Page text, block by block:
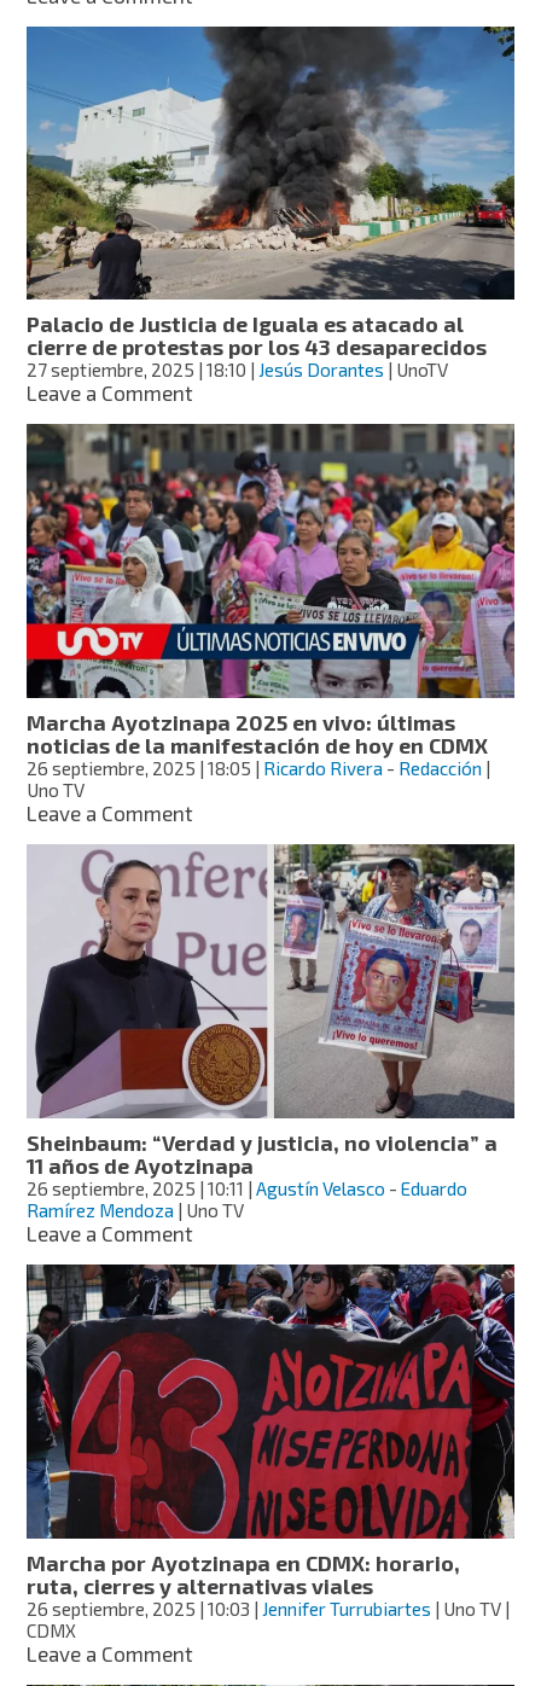
de
Ayotzinapa
toman
caseta
de
Palo
Blanco
rumbo
a
la
jornada
del
12
de
Palacio de Justicia de Iguala es atacado al
cierre de protestas por los 43 desaparecidos
27 septiembre, 2025 | 18:10 Jesús Dorantes | UnoTV
Leave a Commenton
de
Justicia
de
Iguala
es
atacado
al
cierre
de
protestas
por
los
43
desaparecidos
Marcha Ayotzinapa 2025 en vivo: últimas
noticias de la manifestación de hoy en CDMX
26 septiembre, 2025 | 18:05 | Ricardo Rivera - Redacción |
Uno TV
Leave a Commenton
Ayotzinapa
2025
vivo:
últimas
noticias
de
la
manifestación
de
hoy
en
CDMX
Sheinbaum: “Verdad y justicia, no violencia” a
11 años de Ayotzinapa
26 septiembre, 2025 | 10:11 |Agustín Velasco -Eduardo
Ramírez Mendoza | Uno TV
Leave a Commenton
“Verdad
y
justicia,
no
violencia”
a
11
años
de
Ayotzinapa
Marcha por Ayotzinapa en CDMX: horario,
ruta, cierres y alternativas viales
26 septiembre, 2025 | 10:03 | Jennifer Turrubiartes | Uno TV |
CDMX
Leave a Commenton